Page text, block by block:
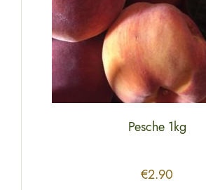
Pesche 1kg
€2.90